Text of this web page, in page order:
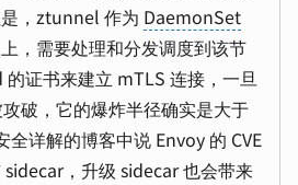
，ztunnel 作为 DaemonSet
，需要处理和分发调度到该节
的证书来建立 mTLS 连接，一旦
破，它的爆炸半径确实是大于
全详解的博客中说 Envoy 的 CVE
，升级 sidecar 也会带来